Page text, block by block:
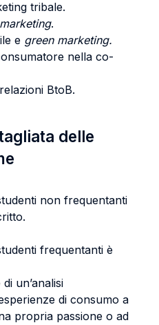
tribale.
.
e green marketing.
nella co-
BtoB.
delle
non frequentanti
frequentanti è
un’analisi
di consumo a
propria passione o ad